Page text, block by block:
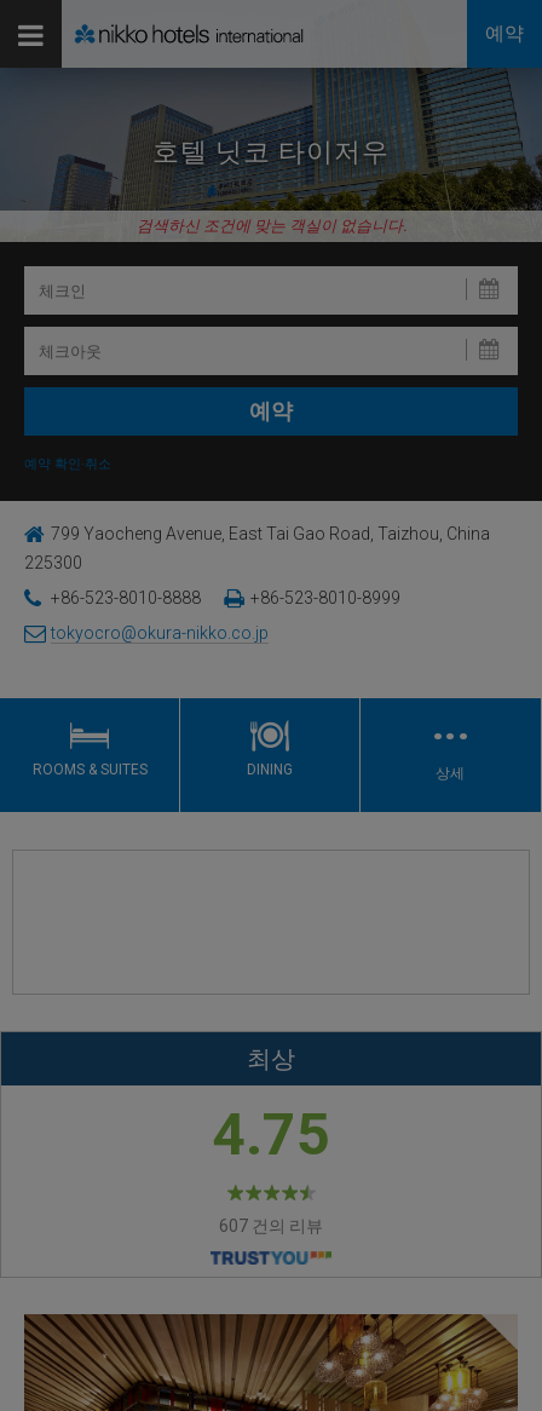
예약
호텔 닛코 타이저우
검색하신 조건에 맞는 객실이 없습니다.
예약 확인·취소
799 Yaocheng Avenue, East Tai Gao Road, Taizhou, China
225300
+86-523-8010-8888
+86-523-8010-8999
tokyocro@okura-nikko.co.jp
ROOMS & SUITES DINING
…
상세
최상
4.75
607 건의 리뷰